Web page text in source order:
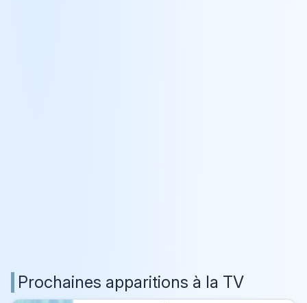
Prochaines apparitions à la TV